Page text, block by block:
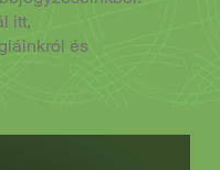
itt,
és